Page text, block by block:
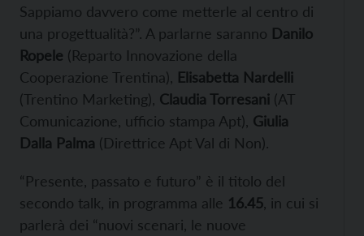
Sappiamo davvero come metterle al centro di
una progettualità?”. A parlarne saranno Danilo
Ropele (Reparto Innovazione della
Cooperazione Trentina), Elisabetta Nardelli
(Trentino Marketing), Claudia Torresani (AT
Comunicazione, ufficio stampa Apt), Giulia
Dalla Palma (Direttrice Apt Val di Non).
“Presente, passato e futuro” è il titolo del
secondo talk, in programma alle 16.45 , in cui si
parlerà dei “nuovi scenari, le nuove